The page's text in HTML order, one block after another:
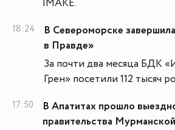
IMAKE.
18:24
В Североморске
в Правде»
За почти два месяца БДК
Грен» посетили 112 тысяч
17:50
В Апатитах прошло
правительства